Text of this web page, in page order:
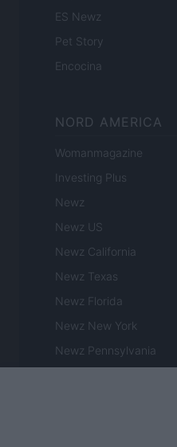
ES Newz
Pet Story
Encocina
NORD AMERICA
Womanmagazine
Investing Plus
Newz
Newz US
Newz California
Newz Texas
Newz Florida
Newz New York
Newz Pennsylvania